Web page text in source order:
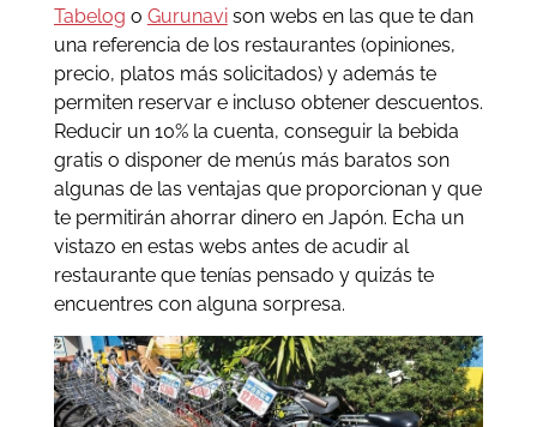
Tabelog o Gurunavison webs en las que te dan
una referencia de los restaurantes (opiniones,
precio, platos más solicitados) y además te
permiten reservar e incluso obtener descuentos.
Reducir un 10% la cuenta, conseguir la bebida
gratis o disponer de menús más baratos son
algunas de las ventajas que proporcionan y que
te permitirán ahorrar dinero en Japón. Echa un
vistazo en estas webs antes de acudir al
restaurante que tenías pensado y quizás te
encuentres con alguna sorpresa.